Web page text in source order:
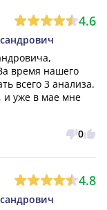
4.6
время нашего
всего 3 анализа.
и уже в мае мне
0
4.8